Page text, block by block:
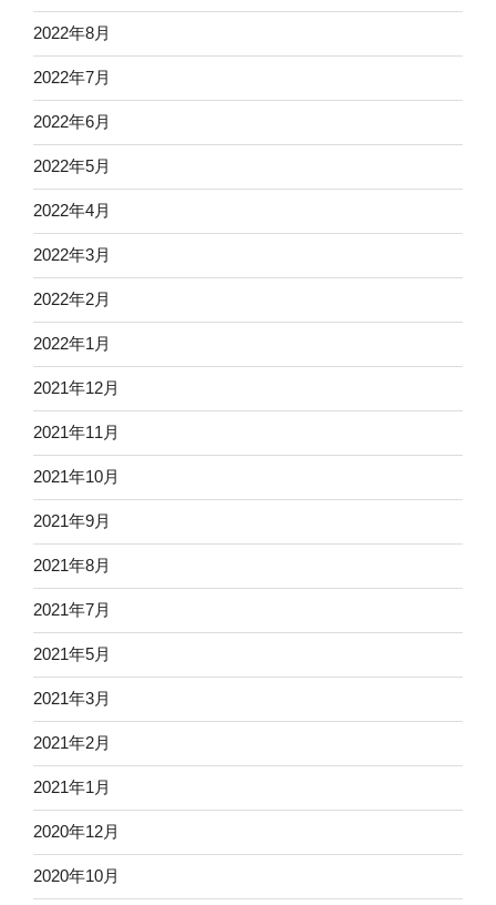
2022年8月
2022年7月
2022年6月
2022年5月
2022年4月
2022年3月
2022年2月
2022年1月
2021年12月
2021年11月
2021年10月
2021年9月
2021年8月
2021年7月
2021年5月
2021年3月
2021年2月
2021年1月
2020年12月
2020年10月